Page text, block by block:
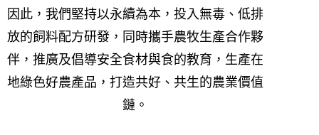
因此，我們堅持以永續為本，投入無毒、低排
放的飼料配方研發，同時攜手農牧生產合作夥
伴，推廣及倡導安全食材與食的教育，生產在
地綠色好農產品，打造共好、共生的農業價值
鏈。